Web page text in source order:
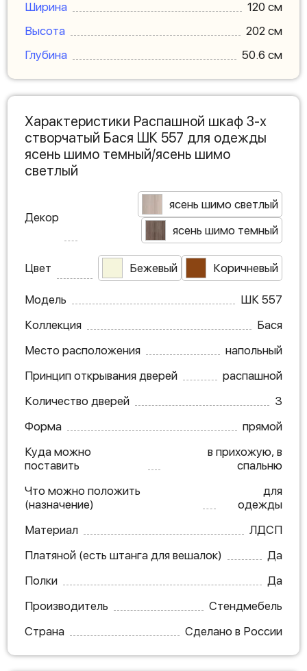
Ширина
120 см
Высота
202 см
Глубина
50.6 см
Характеристики Распашной шкаф 3-х
створчатый Бася ШК 557 для одежды
ясень шимо темный/ясень шимо
светлый
Декор
ясень шимо светлый
ясень шимо темный
Цвет Бежевый Коричневый
Модель
ШК 557
Коллекция
Бася
Место расположения
напольный
Принцип открывания дверей
распашной
Количество дверей
3
Форма
прямой
Куда можно
поставить
в прихожую, в
спальню
Что можно положить
(назначение)
для
одежды
Материал
ЛДСП
Платяной (есть штанга для вешалок)
Да
Полки
Да
Производитель
Стендмебель
Страна
Сделано в России